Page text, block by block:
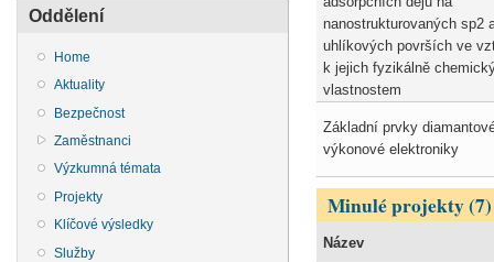
Oddělení
Home
Aktuality
Bezpečnost
Zaměstnanci
Výzkumná témata
Projekty
Klíčové výsledky
Služby
nanostrukturovaných sp2
uhlíkových površích ve
k jejich fyzikálně
vlastnostem
Základní prvky
výkonové elektroniky
Minulé projekty (7)
Název